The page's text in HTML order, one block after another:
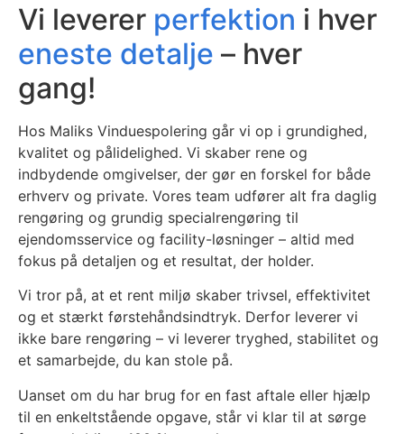
Vi leverer perfektion i hver
eneste detalje – hver
gang!
Hos Maliks Vinduespolering går vi op i grundighed,
kvalitet og pålidelighed. Vi skaber rene og
indbydende omgivelser, der gør en forskel for både
erhverv og private. Vores team udfører alt fra daglig
rengøring og grundig specialrengøring til
ejendomsservice og facility-løsninger – altid med
fokus på detaljen og et resultat, der holder.
Vi tror på, at et rent miljø skaber trivsel, effektivitet
og et stærkt førstehåndsindtryk. Derfor leverer vi
ikke bare rengøring – vi leverer tryghed, stabilitet og
et samarbejde, du kan stole på.
Uanset om du har brug for en fast aftale eller hjælp
til en enkeltstående opgave, står vi klar til at sørge